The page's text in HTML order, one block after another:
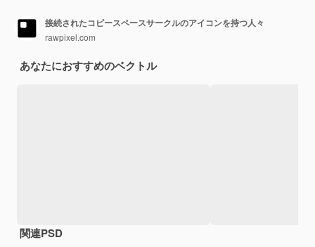
接続されたコピースペースサークルのアイコンを持つ人々
rawpixel.com
あなたにおすすめのベクトル
関連PSD